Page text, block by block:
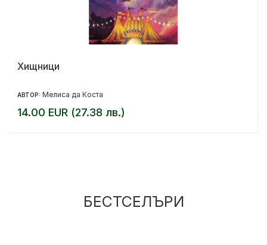
Хищници
АВТОР: Мелиса да Коста
14.00 EUR (27.38 лв.)
БЕСТСЕЛЪРИ